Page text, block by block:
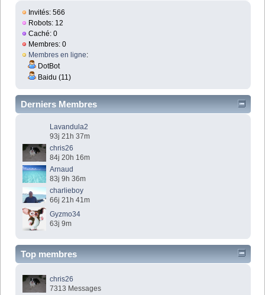
Invités: 566
Robots: 12
Caché: 0
Membres: 0
Membres en ligne:
DotBot
Baidu (11)
Derniers Membres
Lavandula2
93j 21h 37m
chris26
84j 20h 16m
Arnaud
83j 9h 36m
charlieboy
66j 21h 41m
Gyzmo34
63j 9m
Top membres
chris26
7313 Messages